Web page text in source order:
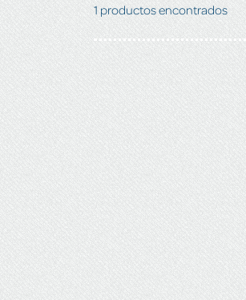
1 productos encontrados